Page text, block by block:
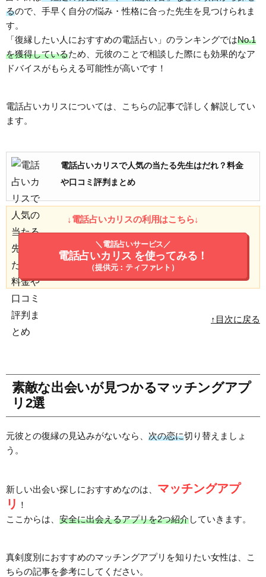
るので、手早く自分の悩み・性格に合った先生を見つけられま
す。
「復縁したい人におすすめの電話占い」のランキングではNo.1
を獲得しているため、元彼のことで相談した際にも効果的なア
ドバイスがもらえる可能性が高いです！
電話占いカリスについては、こちらの記事で詳しく解説してい
ます。
電話占いカリスで人気の当たる先生はだれ？料金
や口コミ評判まとめ
↓電話占いカリスの利用はこちら↓
＼電話占いサービス／
電話占いカリス を使ってみる！
（提供元：ティファレト）
↑目次に戻る
素敵な出会いが見つかるマッチングアプ
リ2選
元彼との復縁の見込みがないなら、 次の恋に切り替えましょ
う。
新しい出会い探しにおすすめなのは、 マッチングアプ
リ ！
ここからは、 安全に出会えるアプリを2つ紹介していきます。
真剣度別におすすめのマッチングアプリを知りたい女性は、こ
ちらの記事を参考にしてください。